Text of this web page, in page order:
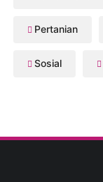
Pertanian
Sosial